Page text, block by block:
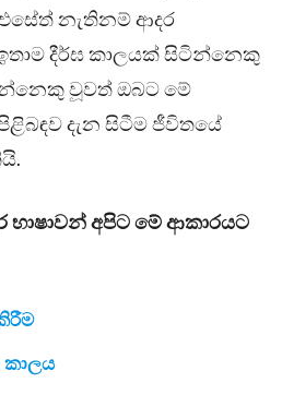
නැතිනම් ආදර
දීර්ඝ කාලයක් සිටින්නෙකු
වූවත් ඔබට මේ
දැන සිටීම ජීවිතයේ
භාෂාවන් අපිට මේ ආකාරයට